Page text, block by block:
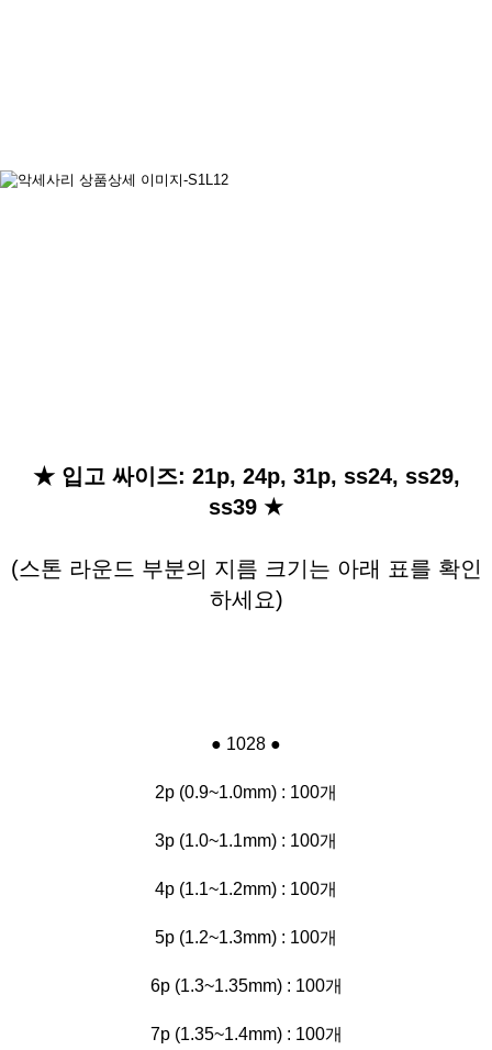
★입고 싸이즈: 21p, 24p, 31p, ss24, ss29,
ss39 ★
(스톤 라운드 부분의 지름 크기는 아래 표를 확인
하세요)
● 1028 ●
2p (0.9~1.0mm) : 100개
3p (1.0~1.1mm) : 100개
4p (1.1~1.2mm) : 100개
5p (1.2~1.3mm) : 100개
6p (1.3~1.35mm) : 100개
7p (1.35~1.4mm) : 100개